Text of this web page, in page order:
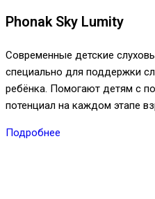
Phonak Sky Lumity
Современные детские
специально для поддержки
ребёнка. Помогают детям с
потенциал на каждом этапе
Подробнее